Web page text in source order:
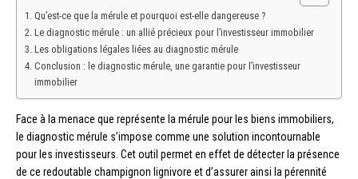
Qu’est-ce que la mérule et pourquoi est-elle dangereuse ?
Le diagnostic mérule : un allié précieux pour l’investisseur immobilier
Les obligations légales liées au diagnostic mérule
Conclusion : le diagnostic mérule, une garantie pour l’investisseur
immobilier
Face à la menace que représente la mérule pour les biens immobiliers,
le diagnostic mérule s’impose comme une solution incontournable
pour les investisseurs. Cet outil permet en effet de détecter la présence
de ce redoutable champignon lignivore et d’assurer ainsi la pérennité